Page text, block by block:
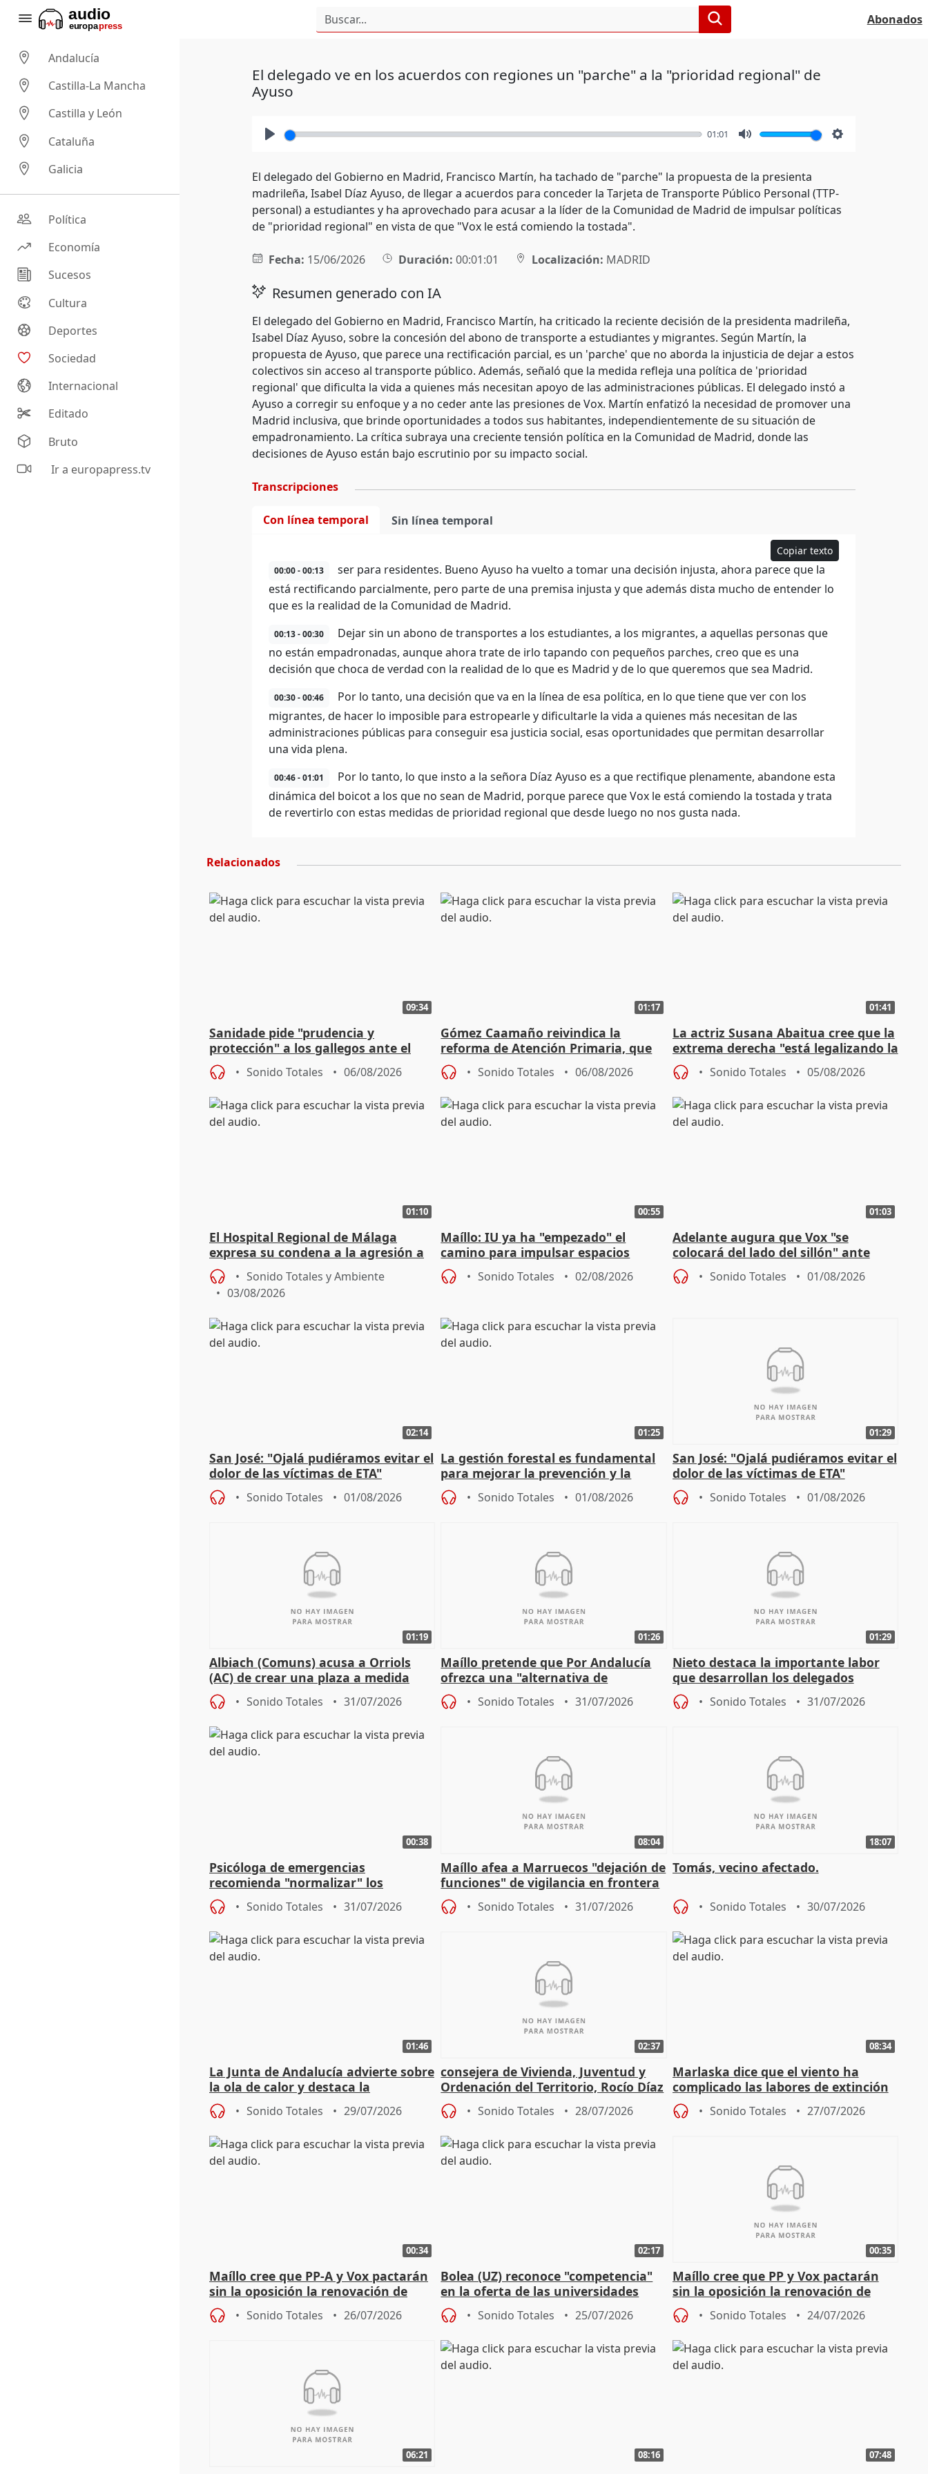
Abonados
Andalucía
Castilla-La Mancha
Castilla y León
Cataluña
Galicia
Política
Economía
Sucesos
Cultura
Deportes
Sociedad
Internacional
Editado
Bruto
Ir a europapress.tv
El delegado ve en los acuerdos con regiones un "parche" a la "prioridad regional" de
Ayuso
01:01
El delegado del Gobierno en Madrid, Francisco Martín, ha tachado de "parche" la propuesta de la presienta
madrileña, Isabel Díaz Ayuso, de llegar a acuerdos para conceder la Tarjeta de Transporte Público Personal (TTP-
personal) a estudiantes y ha aprovechado para acusar a la líder de la Comunidad de Madrid de impulsar políticas
de "prioridad regional" en vista de que "Vox le está comiendo la tostada".
Fecha: 15/06/2026 Duración: 00:01:01 Localización: MADRID
Resumen generado con IA
El delegado del Gobierno en Madrid, Francisco Martín, ha criticado la reciente decisión de la presidenta madrileña,
Isabel Díaz Ayuso, sobre la concesión del abono de transporte a estudiantes y migrantes. Según Martín, la
propuesta de Ayuso, que parece una rectificación parcial, es un 'parche' que no aborda la injusticia de dejar a estos
colectivos sin acceso al transporte público. Además, señaló que la medida refleja una política de 'prioridad
regional' que dificulta la vida a quienes más necesitan apoyo de las administraciones públicas. El delegado instó a
Ayuso a corregir su enfoque y a no ceder ante las presiones de Vox. Martín enfatizó la necesidad de promover una
Madrid inclusiva, que brinde oportunidades a todos sus habitantes, independientemente de su situación de
empadronamiento. La crítica subraya una creciente tensión política en la Comunidad de Madrid, donde las
decisiones de Ayuso están bajo escrutinio por su impacto social.
Transcripciones
Con línea temporal Sin línea temporal
Copiar texto
00:00 - 00:13
ser para residentes. Bueno Ayuso ha vuelto a tomar una decisión injusta, ahora parece que la
está rectificando parcialmente, pero parte de una premisa injusta y que además dista mucho de entender lo
que es la realidad de la Comunidad de Madrid.
00:13 - 00:30
Dejar sin un abono de transportes a los estudiantes, a los migrantes, a aquellas personas que
no están empadronadas, aunque ahora trate de irlo tapando con pequeños parches, creo que es una
decisión que choca de verdad con la realidad de lo que es Madrid y de lo que queremos que sea Madrid.
00:30 - 00:46
Por lo tanto, una decisión que va en la línea de esa política, en lo que tiene que ver con los
migrantes, de hacer lo imposible para estropearle y dificultarle la vida a quienes más necesitan de las
administraciones públicas para conseguir esa justicia social, esas oportunidades que permitan desarrollar
una vida plena.
00:46 - 01:01
Por lo tanto, lo que insto a la señora Díaz Ayuso es a que rectifique plenamente, abandone esta
dinámica del boicot a los que no sean de Madrid, porque parece que Vox le está comiendo la tostada y trata
de revertirlo con estas medidas de prioridad regional que desde luego no nos gusta nada.
Relacionados
09:34
Sanidade pide "prudencia y
protección" a los gallegos ante el
eclipse del 12 de agosto
Sonido Totales 06/08/2026
01:17
Gómez Caamaño reivindica la
reforma de Atención Primaria, que
reforzará la autogestión
Sonido Totales 06/08/2026
01:41
La actriz Susana Abaitua cree que la
extrema derecha "está legalizando la
homofobia"
Sonido Totales 05/08/2026
01:10
El Hospital Regional de Málaga
expresa su condena a la agresión a
dos enfermeras de Urgencias
Sonido Totales y Ambiente
03/08/2026
00:55
Maíllo: IU ya ha "empezado" el
camino para impulsar espacios
unitarios para las municipales
Sonido Totales 02/08/2026
01:03
Adelante augura que Vox "se
colocará del lado del sillón" ante
iniciativas de la oposición
Sonido Totales 01/08/2026
02:14
San José: "Ojalá pudiéramos evitar el
dolor de las víctimas de ETA"
Sonido Totales 01/08/2026
01:25
La gestión forestal es fundamental
para mejorar la prevención y la
actuación frente a incendios
Sonido Totales 01/08/2026
01:29
San José: "Ojalá pudiéramos evitar el
dolor de las víctimas de ETA"
Sonido Totales 01/08/2026
01:19
Albiach (Comuns) acusa a Orriols
(AC) de crear una plaza a medida
para su hija en Ripoll (Girona)
Sonido Totales 31/07/2026
01:26
Maíllo pretende que Por Andalucía
ofrezca una "alternativa de
gobierno" con su labor de oposición
Sonido Totales 31/07/2026
01:29
Nieto destaca la importante labor
que desarrollan los delegados
territoriales de la Junta
Sonido Totales 31/07/2026
00:38
Psicóloga de emergencias
recomienda "normalizar" los
síntomas tras sufrir un incendio
Sonido Totales 31/07/2026
08:04
Maíllo afea a Marruecos "dejación de
funciones" de vigilancia en frontera
con Ceuta
Sonido Totales 31/07/2026
18:07
Tomás, vecino afectado.
Sonido Totales 30/07/2026
01:46
La Junta de Andalucía advierte sobre
la ola de calor y destaca la
importancia de la prevención
Sonido Totales 29/07/2026
02:37
consejera de Vivienda, Juventud y
Ordenación del Territorio, Rocío Díaz
Sonido Totales 28/07/2026
08:34
Marlaska dice que el viento ha
complicado las labores de extinción
durante la madrugada
Sonido Totales 27/07/2026
00:34
Maíllo cree que PP-A y Vox pactarán
sin la oposición la renovación de
órganos como el Defensor
Sonido Totales 26/07/2026
02:17
Bolea (UZ) reconoce "competencia"
en la oferta de las universidades
privadas
Sonido Totales 25/07/2026
00:35
Maíllo cree que PP y Vox pactarán
sin la oposición la renovación de
órganos como el Defensor
Sonido Totales 24/07/2026
06:21 08:16 07:48